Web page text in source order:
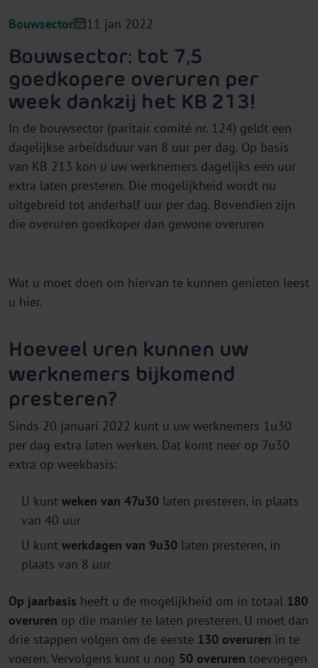
Bouwsector 11 jan 2022
Bouwsector: tot 7,5
goedkopere overuren per
week dankzij het KB 213!
In de bouwsector (paritair comité nr. 124) geldt een
dagelijkse arbeidsduur van 8 uur per dag. Op basis
van KB 213 kon u uw werknemers dagelijks een uur
extra laten presteren. Die mogelijkheid wordt nu
uitgebreid tot anderhalf uur per dag. Bovendien zijn
die overuren goedkoper dan gewone overuren
Wat u moet doen om hiervan te kunnen genieten leest
u hier.
Hoeveel uren kunnen uw
werknemers bijkomend
presteren?
Sinds 20 januari 2022 kunt u uw werknemers 1u30
per dag extra laten werken. Dat komt neer op 7u30
extra op weekbasis:
U kunt weken van 47u30 laten presteren, in plaats
van 40 uur
U kunt werkdagen van 9u30 laten presteren, in
plaats van 8 uur
Op jaarbasis heeft u de mogelijkheid om in totaal 180
overuren op die manier te laten presteren. U moet dan
drie stappen volgen om de eerste 130 overuren in te
voeren. Vervolgens kunt u nog 50 overuren toevoegen